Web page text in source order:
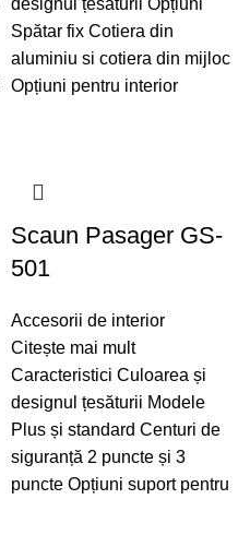
designul țesăturii Opțiuni
Spătar fix Cotiera din
aluminiu si cotiera din mijloc
Opțiuni pentru interior
Scaun Pasager GS-
501
Accesorii de interior
Citește mai mult
Caracteristici Culoarea și
designul țesăturii Modele
Plus și standard Centuri de
siguranță 2 puncte și 3
puncte Opțiuni suport pentru